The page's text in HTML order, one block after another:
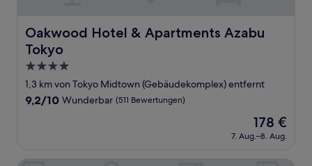
Oakwood Hotel & Apartments Azabu
Tokyo
Oakwood Hotel & Apartments Azabu Tokyo
4.0-
Sterne-
Unterkunft
1,3 km von Tokyo Midtown (Gebäudekomplex) entfernt
9.2
Bewertungen)
9,2/10 Wunderbar (511 Bewertungen)
Der
Preis
beträgt
178 €
7. Aug.–8. Aug.